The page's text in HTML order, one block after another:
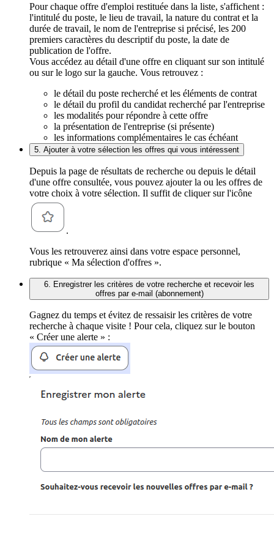
Pour chaque offre d'emploi restituée dans la liste, s'affichent :
l'intitulé du poste, le lieu de travail, la nature du contrat et la
durée de travail, le nom de l'entreprise si précisé, les 200
premiers caractères du descriptif du poste, la date de
publication de l'offre.
Vous accédez au détail d'une offre en cliquant sur son intitulé
ou sur le logo sur la gauche. Vous retrouvez :
le détail du poste recherché et les éléments de contrat
le détail du profil du candidat recherché par l'entreprise
les modalités pour répondre à cette offre
la présentation de l'entreprise (si présente)
les informations complémentaires le cas échéant
5. Ajouter à votre sélection les offres qui vous intéressent
Depuis la page de résultats de recherche ou depuis le détail
d'une offre consultée, vous pouvez ajouter la ou les offres de
votre choix à votre sélection. Il suffit de cliquer sur l'icône
.
Vous les retrouverez ainsi dans votre espace personnel,
rubrique « Ma sélection d'offres ».
6. Enregistrer les critères de votre recherche et recevoir les
offres par e-mail (abonnement)
Gagnez du temps et évitez de ressaisir les critères de votre
recherche à chaque visite ! Pour cela, cliquez sur le bouton
« Créer une alerte » :